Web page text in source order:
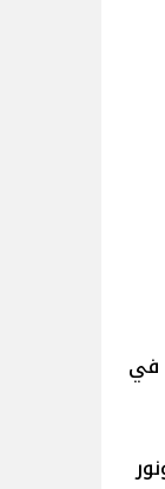
في